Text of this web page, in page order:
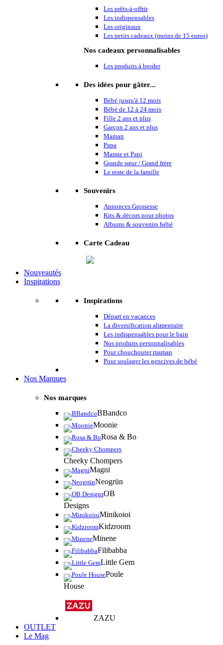
Les prêts-à-offrir
Les indispensables
Les originaux
Les petits cadeaux (moins de 15 euros)
Nos cadeaux personnalisables
Les produits à broder
Des idées pour gâter...
Bébé jusqu'à 12 mois
Bébé de 12 à 24 mois
Fille 2 ans et plus
Garçon 2 ans et plus
Maman
Papa
Mamie et Papi
Grande sœur / Grand frère
Le reste de la famille
Souvenirs
Annonces Grossesse
Kits & décors pour photos
Albums & souvenirs bébé
Carte Cadeau
Nouveautés
Inspirations
Inspirations
Départ en vacances
La diversification alimentaire
Les indispensables pour le bain
Nos produits personnalisables
Pour chouchouter maman
Pour soulager les gencives de bébé
Nos Marques
Nos marques
BBandco
Moonie
Rosa & Bo
Cheeky Chompers
Magni
Neogrün
OB
Designs
Minikoioi
Kidzroom
Minene
Filibabba
Little Gem
Poule
House
ZAZU
OUTLET
Le Mag